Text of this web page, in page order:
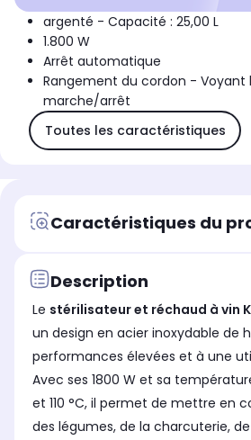
argenté - Capacité : 25,00 L
1.800 W
Arrêt automatique
Rangement du cordon - Voyant
marche/arrêt
Toutes les caractéristiques
Caractéristiques du
Description
Le stérilisateur et réchaud à vin
un design en acier inoxydable de
performances élevées et à une
Avec ses 1800 W et sa
et 110 °C, il permet de mettre en
des légumes, de la charcuterie,